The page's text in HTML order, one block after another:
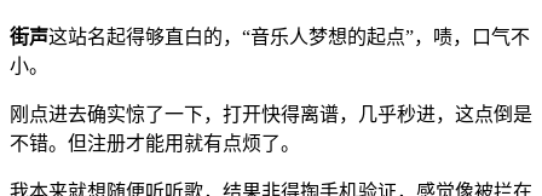
街声这站名起得够直白的，“音乐人梦想的起点”，啧，口气不
小。
刚点进去确实惊了一下，打开快得离谱，几乎秒进，这点倒是
不错。但注册才能用就有点烦了。
我本来就想随便听听歌，结果非得掏手机验证，感觉像被拦在